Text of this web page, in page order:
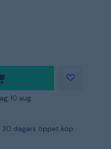
10 aug.
30 dagars öppet köp